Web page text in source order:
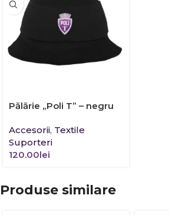
Pălărie „Poli T” – negru
Accesorii, Textile
Suporteri
120.00lei
Produse similare